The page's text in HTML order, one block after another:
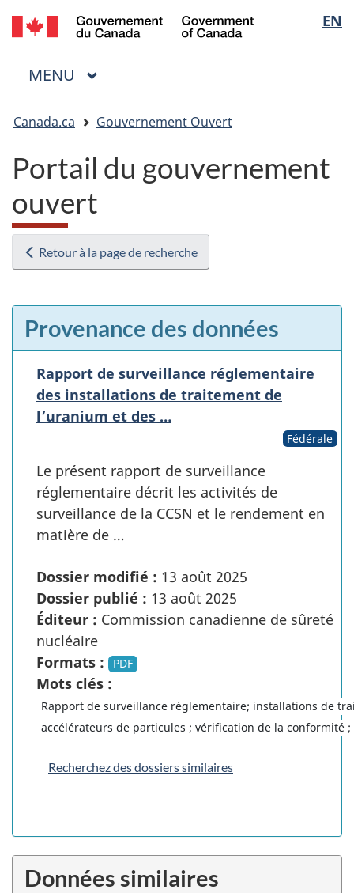
Passer
au
contenu
Passer
à
« Au
Passer
à
la
EN
of
Menu
MENU PRINCIPAL
êtes
ici
Canada.ca Gouvernement Ouvert
Portail du gouvernement
ouvert
Retour à la page de recherche
Provenance des données
Rapport de surveillance réglementaire
des installations de traitement de
l’uranium et des …
Fédérale
Le présent rapport de surveillance
réglementaire décrit les activités de
surveillance de la CCSN et le rendement en
matière de …
Dossier modifié : 13 août 2025
Dossier publié : 13 août 2025
Éditeur : Commission canadienne de sûreté
nucléaire
Formats :
PDF
Mots clés :
Rapport de surveillance réglementaire; installations de
accélérateurs de particules ; vérification de la conformité
Recherchez des dossiers similaires
Données similaires